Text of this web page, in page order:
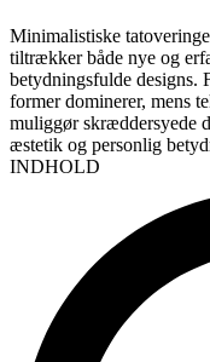
Minimalistiske
tiltrækker både nye og
betydningsfulde designs.
former dominerer, mens
muliggør skræddersyede
æstetik og personlig
INDHOLD